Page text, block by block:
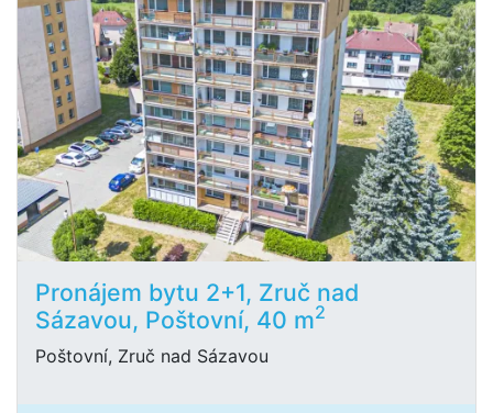
Pronájem bytu 2+1, Zruč nad
Sázavou, Poštovní, 40 m2
Poštovní, Zruč nad Sázavou